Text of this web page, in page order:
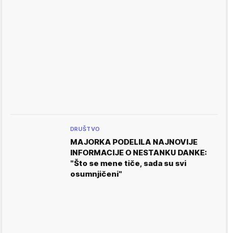
DRUŠTVO
MAJORKA PODELILA NAJNOVIJE
INFORMACIJE O NESTANKU DANKE:
"Što se mene tiče, sada su svi
osumnjičeni"